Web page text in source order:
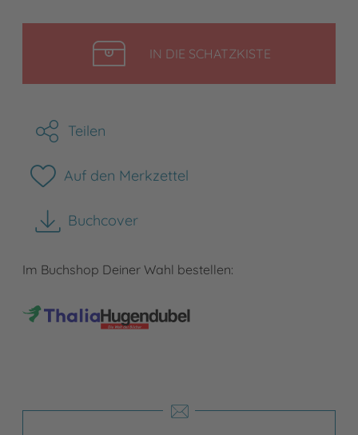
IN DIE SCHATZKISTELEGEN
Teilen
Auf den Merkzettel
Buchcover
herunterladen
Im Buchshop Deiner Wahl bestellen: